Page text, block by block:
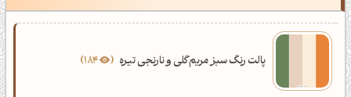
پالت رنگ سبز مریم‌گلی و نارنجی تیره 184